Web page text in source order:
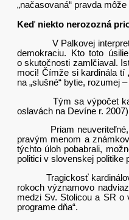
„načasovaná“ pravda
Keď niekto nerozozná
V Palkovej interpretácii
demokraciu. Kto toto
o skutočnosti zamlčiaval.
moci! Čímže si kardinála tí
na „slušné“ bytie, rozumej
Tým sa výpočet
oslavách na Devíne r.
Priam neuveriteľné,
pravým menom a
týchto úloh pobabrali,
politici v slovenskej politike
Tragickosť kardinálovho
rokoch významovo
medzi Sv. Stolicou a SR o
programe dňa“.